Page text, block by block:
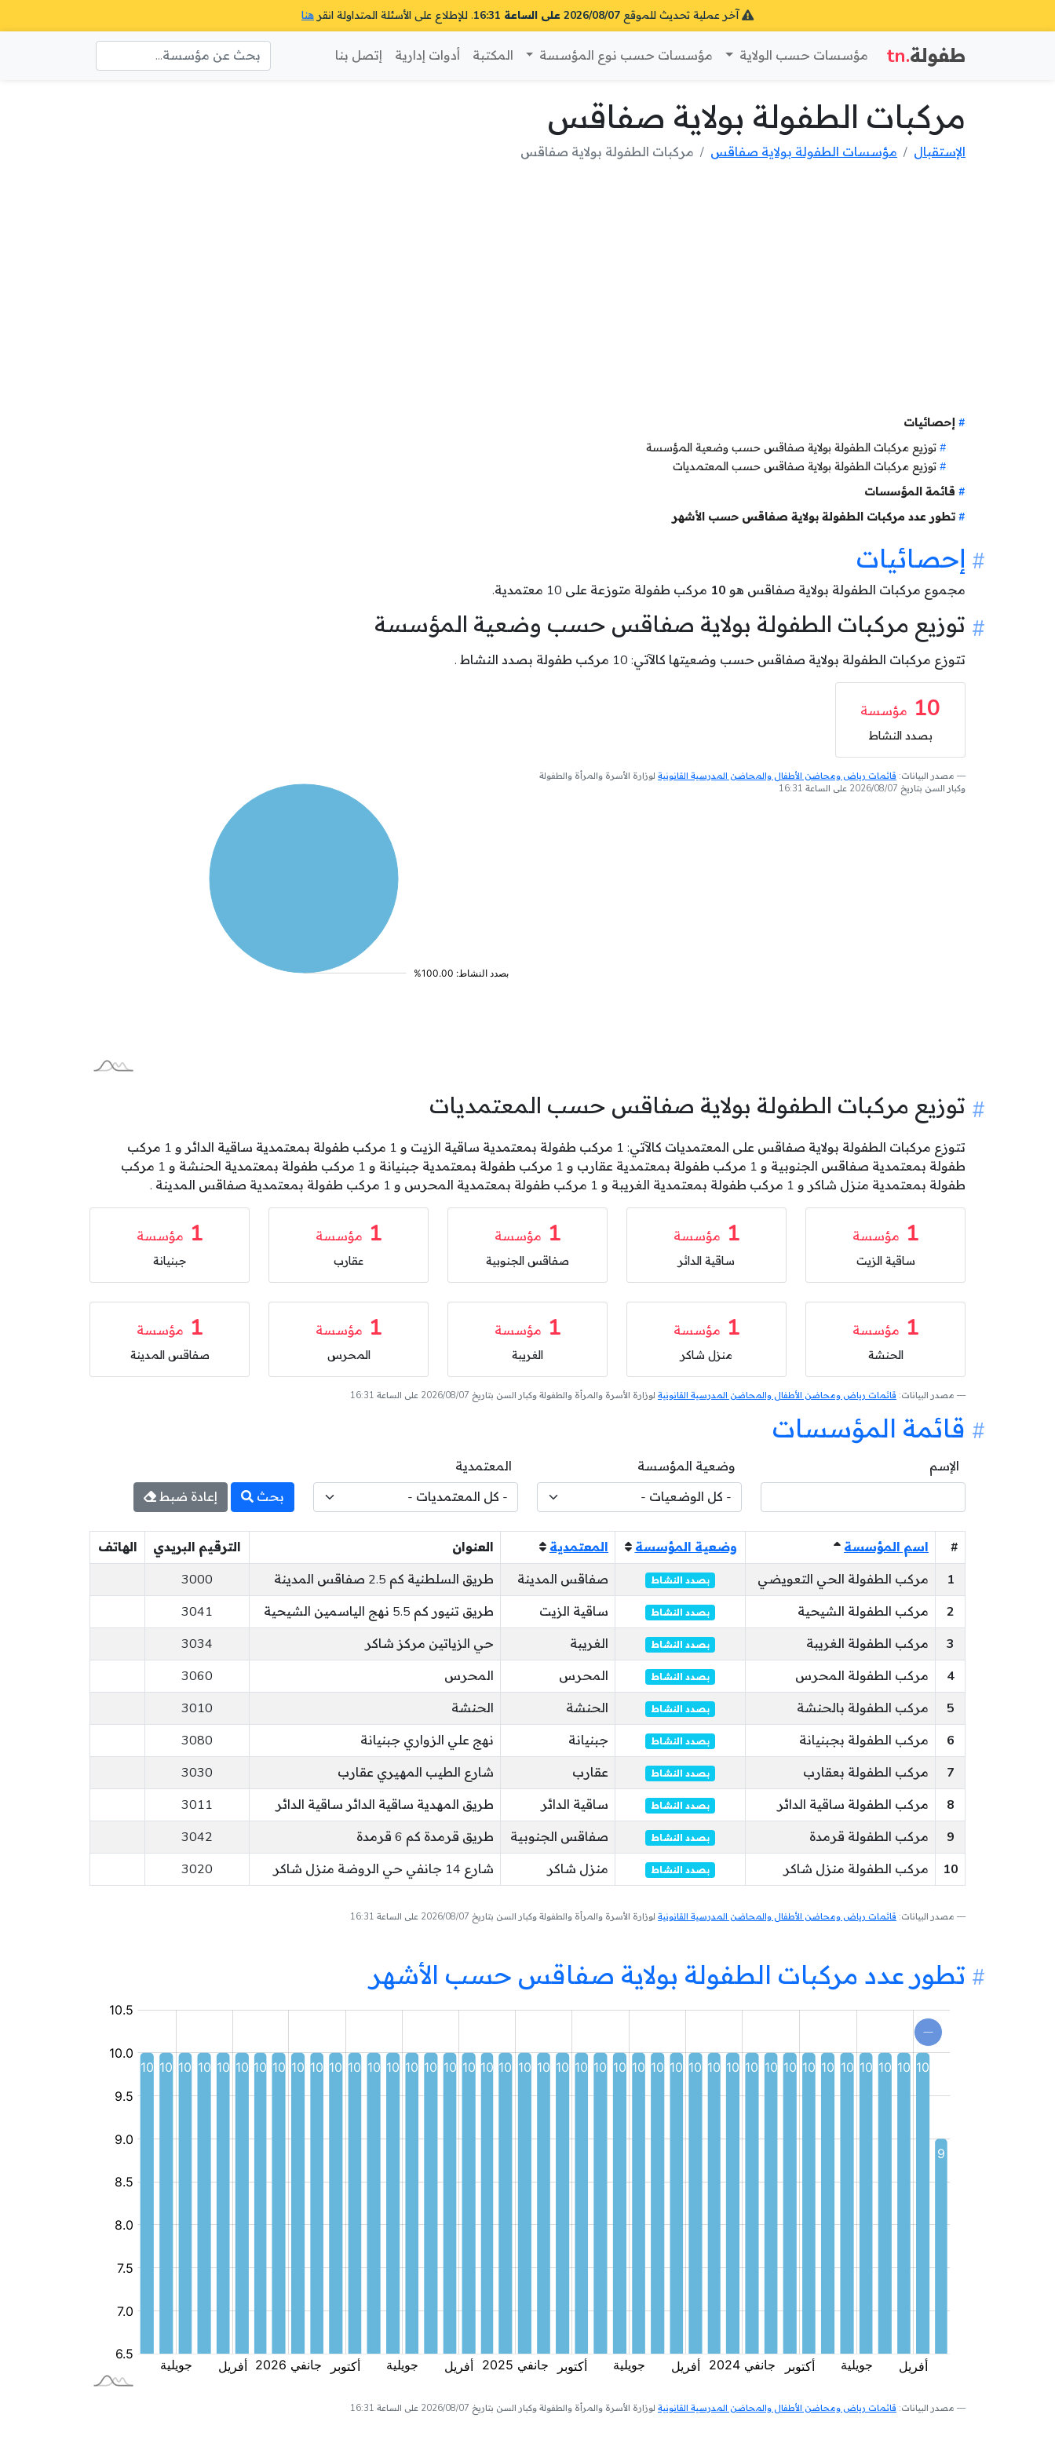
آخر عملية تحديث للموقع 2026/08/07 على الساعة 16:31 . للإطلاع على الأسئلة المتداولة انقر هنا
طفولة.tn مؤسسات حسب الولاية مؤسسات حسب نوع المؤسسة المكتبة أدوات إدارية إتصل بنا
مركبات الطفولة بولاية صفاقس
الإستقبال مؤسسات الطفولة بولاية صفاقس مركبات الطفولة بولاية صفاقس
إحصائيات
توزيع مركبات الطفولة بولاية صفاقس حسب وضعية المؤسسة
توزيع مركبات الطفولة بولاية صفاقس حسب المعتمديات
قائمة المؤسسات
تطور عدد مركبات الطفولة بولاية صفاقس حسب الأشهر
إحصائيات
مجموع مركبات الطفولة بولاية صفاقس هو 10 مركب طفولة متوزعة على 10 معتمدية.
توزيع مركبات الطفولة بولاية صفاقس حسب وضعية المؤسسة
تتوزع مركبات الطفولة بولاية صفاقس حسب وضعيتها كالآتي: 10 مركب طفولة بصدد النشاط .
10 مؤسسة
بصدد النشاط
مصدر البيانات: قائمات رياض ومحاضن الأطفال والمحاضن المدرسية القانونية لوزارة الأسرة والمرأة والطفولة
وكبار السن بتاريخ 2026/08/07 على الساعة 16:31
توزيع مركبات الطفولة بولاية صفاقس حسب المعتمديات
تتوزع مركبات الطفولة بولاية صفاقس على المعتمديات كالآتي: 1 مركب طفولة بمعتمدية ساقية الزيت و 1 مركب طفولة بمعتمدية ساقية الدائر و 1 مركب
طفولة بمعتمدية صفاقس الجنوبية و 1 مركب طفولة بمعتمدية عقارب و 1 مركب طفولة بمعتمدية جبنيانة و 1 مركب طفولة بمعتمدية الحنشة و 1 مركب
طفولة بمعتمدية منزل شاكر و 1 مركب طفولة بمعتمدية الغريبة و 1 مركب طفولة بمعتمدية المحرس و 1 مركب طفولة بمعتمدية صفاقس المدينة .
1 مؤسسة
ساقية الزيت
1 مؤسسة
ساقية الدائر
1 مؤسسة
صفاقس الجنوبية
1 مؤسسة
عقارب
1 مؤسسة
جبنيانة
1 مؤسسة
الحنشة
1 مؤسسة
منزل شاكر
1 مؤسسة
الغريبة
1 مؤسسة
المحرس
1 مؤسسة
صفاقس المدينة
مصدر البيانات: قائمات رياض ومحاضن الأطفال والمحاضن المدرسية القانونية لوزارة الأسرة والمرأة والطفولة وكبار السن بتاريخ 2026/08/07 على الساعة 16:31
قائمة المؤسسات
الإسم وضعية المؤسسة
المعتمدية
بحث
إعادة ضبط
# اسم المؤسسة وضعية المؤسسة المعتمدية العنوان الترقيم البريدي
الهاتف
1
مركب الطفولة الحي التعويضي بصدد النشاط صفاقس المدينة طريق السلطنية كم 2.5 صفاقس المدينة
3000
2
مركب الطفولة الشيحية بصدد النشاط ساقية الزيت طريق تنيور كم 5.5 نهج الياسمين الشيحية
3041
3
مركب الطفولة الغريبة بصدد النشاط الغريبة حي الزياتين مركز شاكر
3034
4
مركب الطفولة المحرس بصدد النشاط المحرس المحرس
3060
5
مركب الطفولة بالحنشة بصدد النشاط الحنشة الحنشة
3010
6
مركب الطفولة بجبنيانة بصدد النشاط جبنيانة نهج علي الزواري جبنيانة
3080
7
مركب الطفولة بعقارب بصدد النشاط عقارب شارع الطيب المهيري عقارب
3030
8
مركب الطفولة ساقية الدائر بصدد النشاط ساقية الدائر طريق المهدية ساقية الدائر ساقية الدائر
3011
9
مركب الطفولة قرمدة بصدد النشاط صفاقس الجنوبية طريق قرمدة كم 6 قرمدة
3042
10
مركب الطفولة منزل شاكر بصدد النشاط منزل شاكر شارع 14 جانفي حي الروضة منزل شاكر 3020
مصدر البيانات: قائمات رياض ومحاضن الأطفال والمحاضن المدرسية القانونية لوزارة الأسرة والمرأة والطفولة وكبار السن بتاريخ 2026/08/07 على الساعة 16:31
تطور عدد مركبات الطفولة بولاية صفاقس حسب الأشهر
مركب
مصدر البيانات: قائمات رياض ومحاضن الأطفال والمحاضن المدرسية القانونية لوزارة الأسرة والمرأة والطفولة وكبار السن بتاريخ 2026/08/07 على الساعة 16:31